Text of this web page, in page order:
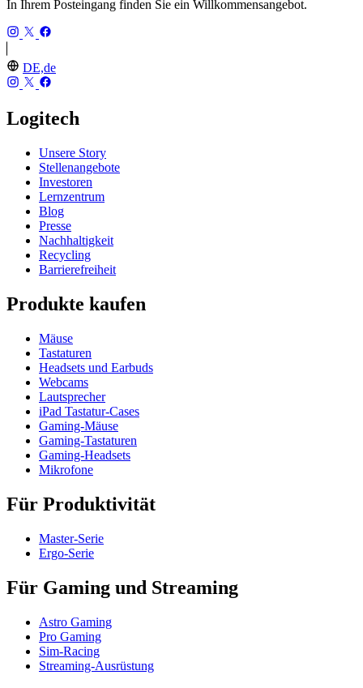
In Ihrem Posteingang finden Sie ein Willkommensangebot.
DE,de
Logitech
Unsere Story
Stellenangebote
Investoren
Lernzentrum
Blog
Presse
Nachhaltigkeit
Recycling
Barrierefreiheit
Produkte kaufen
Mäuse
Tastaturen
Headsets und Earbuds
Webcams
Lautsprecher
iPad Tastatur-Cases
Gaming-Mäuse
Gaming-Tastaturen
Gaming-Headsets
Mikrofone
Für Produktivität
Master-Serie
Ergo-Serie
Für Gaming und Streaming
Astro Gaming
Pro Gaming
Sim-Racing
Streaming-Ausrüstung